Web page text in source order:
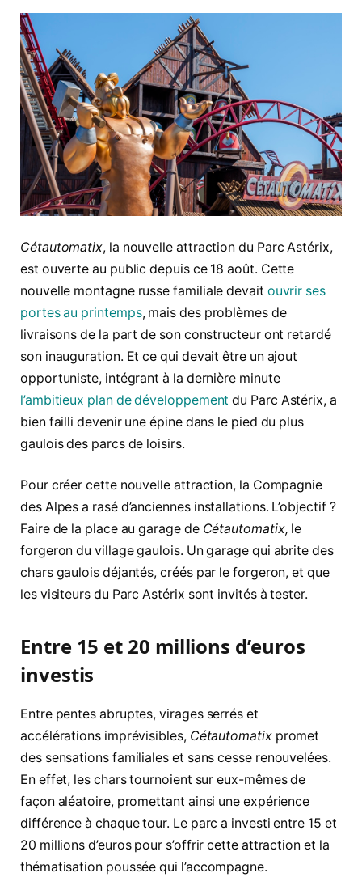
Cétautomatix, la nouvelle attraction du Parc Astérix,
est ouverte au public depuis ce 18 août. Cette
nouvelle montagne russe familiale devait ouvrir ses
portes au printemps, mais des problèmes de
livraisons de la part de son constructeur ont retardé
son inauguration. Et ce qui devait être un ajout
opportuniste, intégrant à la dernière minute
l’ambitieux plan de développement du Parc Astérix, a
bien failli devenir une épine dans le pied du plus
gaulois des parcs de loisirs.
Pour créer cette nouvelle attraction, la Compagnie
des Alpes a rasé d’anciennes installations. L’objectif ?
Faire de la place au garage de Cétautomatix, le
forgeron du village gaulois. Un garage qui abrite des
chars gaulois déjantés, créés par le forgeron, et que
les visiteurs du Parc Astérix sont invités à tester.
Entre 15 et 20 millions d’euros
investis
Entre pentes abruptes, virages serrés et
accélérations imprévisibles, Cétautomatixpromet
des sensations familiales et sans cesse renouvelées.
En effet, les chars tournoient sur eux-mêmes de
façon aléatoire, promettant ainsi une expérience
différence à chaque tour. Le parc a investi entre 15 et
20 millions d’euros pour s’offrir cette attraction et la
thématisation poussée qui l’accompagne.